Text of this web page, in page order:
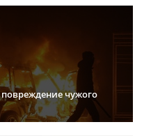
чужого